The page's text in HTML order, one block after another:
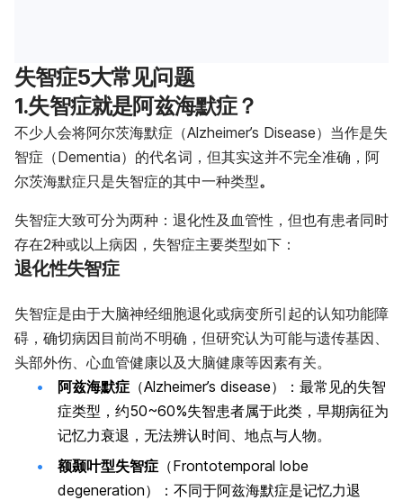
失智症5大常见问题
1.失智症就是阿兹海默症？
不少人会将阿尔茨海默症（Alzheimer’s Disease）当作是失
智症（Dementia）的代名词，但其实这并不完全准确，阿
尔茨海默症只是失智症的其中一种类型。
失智症大致可分为两种：退化性及血管性，但也有患者同时
存在2种或以上病因，失智症主要类型如下：
退化性失智症
失智症是由于大脑神经细胞退化或病变所引起的认知功能障
碍，确切病因目前尚不明确，但研究认为可能与遗传基因、
头部外伤、心血管健康以及大脑健康等因素有关。
阿兹海默症 （Alzheimer’s disease）：最常见的失智
症类型，约50~60%失智患者属于此类，早期病征为
记忆力衰退，无法辨认时间、地点与人物。
额颞叶型失智症 （Frontotemporal lobe
degeneration）：不同于阿兹海默症是记忆力退